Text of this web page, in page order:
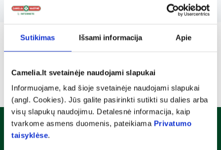
Sutikimas Išsami informacija Apie
Camelia.lt svetainėje naudojami slapukai
Informuojame, kad šioje svetainėje naudojami slapukai
(angl. Cookies). Jūs galite pasirinkti sutikti su dalies arba
visų slapukų naudojimu. Detalesnė informacija, kaip
tvarkome asmens duomenis, pateikiama Privatumo
taisyklėse. Naujienlaiškis